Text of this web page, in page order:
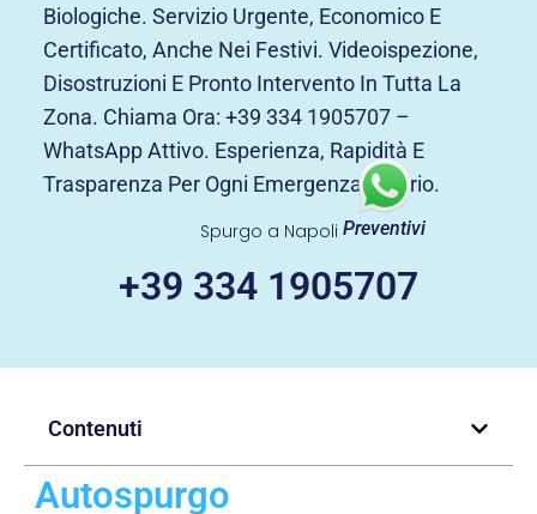
Biologiche. Servizio Urgente, Economico E
Certificato, Anche Nei Festivi. Videoispezione,
Disostruzioni E Pronto Intervento In Tutta La
Zona. Chiama Ora: +39 334 1905707 –
WhatsApp Attivo. Esperienza, Rapidità E
Trasparenza Per Ogni Emergenza A Forio.
Spurgo a Napoli
+39 334 1905707
Contenuti
Autospurgo
Preventivi